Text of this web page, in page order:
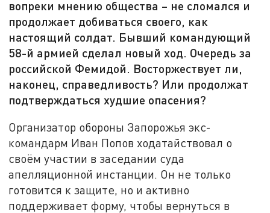
вопреки мнению общества – не сломался и
продолжает добиваться своего, как
настоящий солдат. Бывший командующий
58-й армией сделал новый ход. Очередь за
российской Фемидой. Восторжествует ли,
наконец, справедливость? Или продолжат
подтверждаться худшие опасения?
Организатор обороны Запорожья экс-
командарм Иван Попов ходатайствовал о
своём участии в заседании суда
апелляционной инстанции. Он не только
готовится к защите, но и активно
поддерживает форму, чтобы вернуться в